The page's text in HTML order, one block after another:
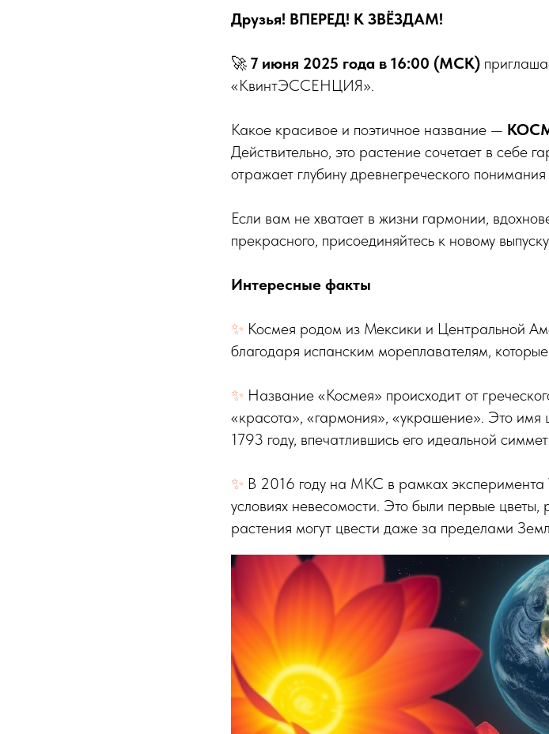
Друзья! ВПЕРЕД! К ЗВЁЗДАМ!
🚀 7 июня 2025 года в 16:00 (МСК)
«КвинтЭССЕНЦИЯ».
Какое красивое и поэтичное название —
Действительно, это растение сочетает в себе
отражает глубину древнегреческого
Если вам не хватает в жизни гармонии,
прекрасного, присоединяйтесь к новому
Интересные факты
✨ Космея родом из Мексики и Центральной
благодаря испанским мореплавателям,
✨ Название «Космея» происходит от
«красота», «гармония», «украшение». Это имя
1793 году, впечатлившись его идеальной
✨ В 2016 году на МКС в рамках
условиях невесомости. Это были первые цветы,
растения могут цвести даже за пределами